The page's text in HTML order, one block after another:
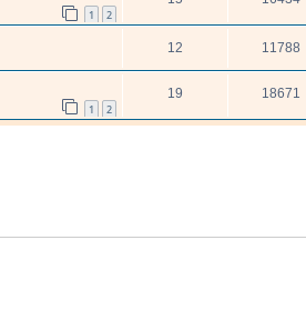
1 2
12 11788
1 2
19 18671